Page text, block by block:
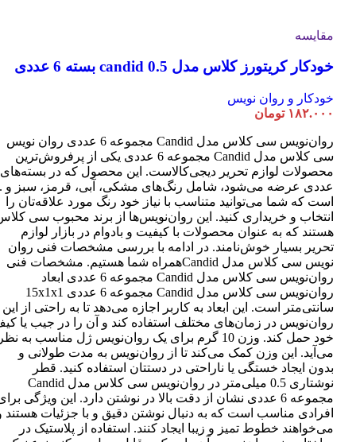
مقایسه
خودکار کریتورز کلاس مدل candid 0.5 بسته 6 عددی
خودکار و روان نویس
۱۸۲.۰۰۰ تومان
روان‌نویس سی کلاس مدل Candid مجموعه 6 عددی روان نویس
سی کلاس مدل Candid مجموعه 6 عددی یکی از پرفروش‌ترین
عددی عرضه می‌شود، شامل رنگ‌های مشکی، آبی، قرمز، سبز و
است که شما می‌توانید متناسب با نیاز خود رنگ مورد علاقه‌تان را
انتخاب و خریداری کنید. این روان‌نویس‌ها از برند محبوب سی
هستند که به عنوان محصولات با کیفیت و بادوام در بازار لوازم
تحریر بسیار خوش‌نامند. در ادامه با بررسی مشخصات فنی روان
نویس سی کلاس مدل Candidهمراه شما هستیم. مشخصات فنی
روان‌نویس سی کلاس مدل Candid مجموعه 6 عددی ابعاد
روان‌نویس سی کلاس مدل Candid مجموعه 6 عددی 15x1x1
سانتی‌متر است. این ابعاد به کاربر اجازه می‌دهد تا به راحتی از این
روان‌نویس در زمان‌های مختلف استفاده کند و آن را در جیب یا
خود حمل کند. وزن 10 گرم برای یک روان‌نویس ژل مناسب به
می‌آید. این وزن کمک می‌کند تا از روان‌نویس به مدت طولانی و
بدون ایجاد خستگی یا ناراحتی در دستتان استفاده کنید. قطر
نوشتاری 0.5 میلی‌متر در روان‌نویس سی کلاس مدل Candid
مجموعه 6 عددی نشان از دقت بالا در نوشتن دارد. این ویژگی
افرادی مناسب است که به دنبال نوشتن دقیق و با جزئیات هستند
می‌خواهند خطوط تمیز و زیبا ایجاد کنند. استفاده از پلاستیک در